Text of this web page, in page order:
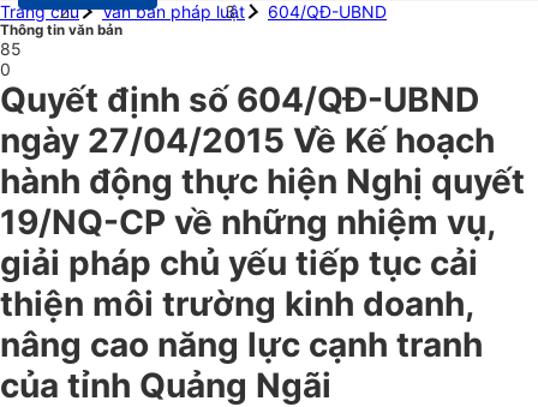
Trang chủ
Văn bản pháp luật 604/QĐ-UBND
Thông tin văn bản
85
0
Quyết định số 604/QĐ-UBND
ngày 27/04/2015 Về Kế hoạch
hành động thực hiện Nghị quyết
19/NQ-CP về những nhiệm vụ,
giải pháp chủ yếu tiếp tục cải
thiện môi trường kinh doanh,
nâng cao năng lực cạnh tranh
của tỉnh Quảng Ngãi